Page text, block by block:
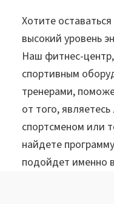
Хотите
высокий уровень
Наш фитнес-
спортивным
тренерами,
от того,
спортсменом или
найдете
подойдет именно